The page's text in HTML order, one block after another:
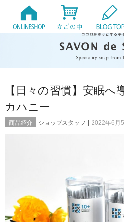
【日々の習慣】安眠へ
カハニー
商品紹介 ショップスタッフ | 2022年6月5